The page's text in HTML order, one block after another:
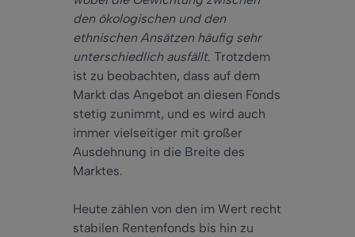
den ökologischen und den
ethnischen Ansätzen häufig sehr
unterschiedlich ausfällt. Trotzdem
ist zu beobachten, dass auf dem
Markt das Angebot an diesen Fonds
stetig zunimmt, und es wird auch
immer vielseitiger mit großer
Ausdehnung in die Breite des
Marktes.
Heute zählen von den im Wert recht
stabilen Rentenfonds bis hin zu